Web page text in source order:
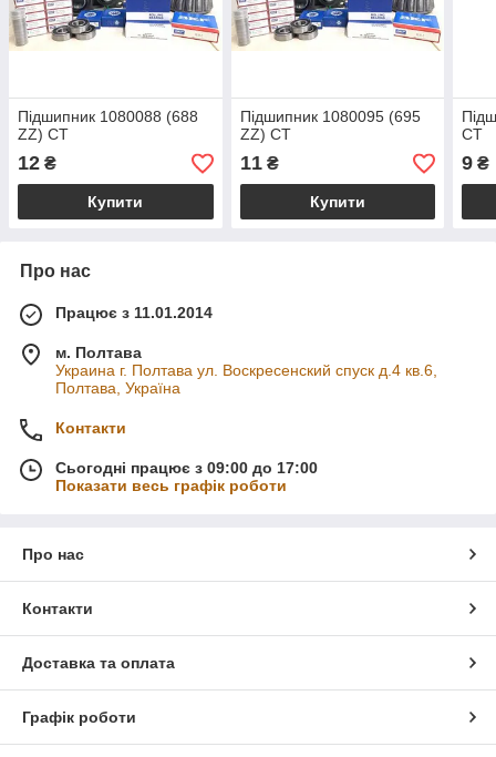
Підшипник 1080088 (688
ZZ) CT
12 ₴
Купити
Підшипник 1080095 (695
ZZ) CT
11₴
Купити
CT
9 ₴
Про нас
Працює з 11.01.2014
м. Полтава
Украина г. Полтава ул. Воскресенский спуск д.4 кв.6,
Полтава, Україна
Контакти
Сьогодні працює з 09:00 до 17:00
Показати весь графік роботи
Про нас
Контакти
Доставка та оплата
Графік роботи